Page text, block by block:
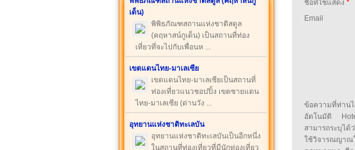
เด็น)
พิพิธภัณฑสถานแห่งชาติสตูล
(คฤหาสน์กูเด็น) เป็นสถานที่ท่อง
เที่ยวที่จะไปกับเพื่อนห ...
เขตแดนไทย-มาเลเซีย
เขตแดนไทย-มาเลเซียเป็นสถานที่
ท่องเที่ยวแนวชอปปิ้ง เขตชายแดน
ไทย-มาเลเซีย (ด่านวัง ...
อุทยานแห่งชาติทะเลบัน
อุทยานแห่งชาติทะเลบันเป็นอีกหนึ่ง
ในสถานที่ท่องเที่ยวที่มีนักท่องเที่ยว
ชื่อที่ใช้แสดง *
Email
ข้อความที่ท่าน
อัตโนมัติ
สามารถระบุไ
ใช้วิจารณญา